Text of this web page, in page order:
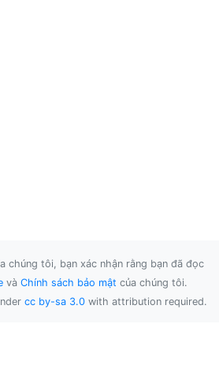
chúng tôi, bạn xác nhận rằng bạn đã đọc
và Chính sách bảo mật của chúng tôi.
cc by-sa 3.0 with attribution required.